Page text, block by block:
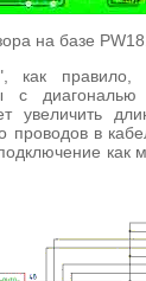
на базе
как правило,
с
увеличить
проводов в
как